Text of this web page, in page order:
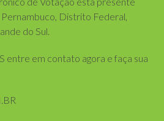
Distrito Federal,
do Sul.
entre em contato agora e faça sua